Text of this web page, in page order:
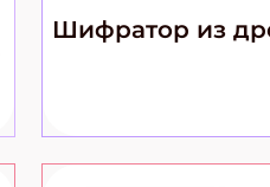
Шифратор из